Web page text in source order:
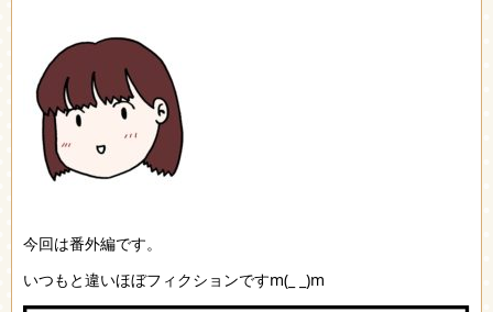
今回は番外編です。
いつもと違いほぼフィクションですm(_ _)m